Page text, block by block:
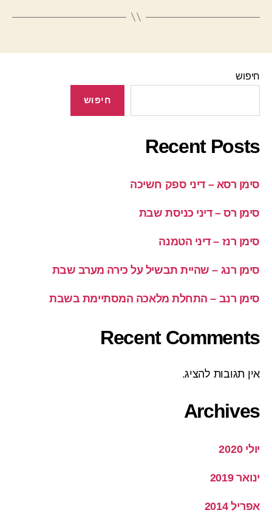
חיפוש
חיפוש
Recent Posts
סימן רסא – דיני ספק חשיכה
סימן רס – דיני כניסת שבת
סימן רנז – דיני הטמנה
סימן רנג – שהיית תבשיל על כירה מערב שבת
סימן רנב – התחלת מלאכה המסתיימת בשבת
Recent Comments
אין תגובות להציג.
Archives
יולי 2020
ינואר 2019
אפריל 2014